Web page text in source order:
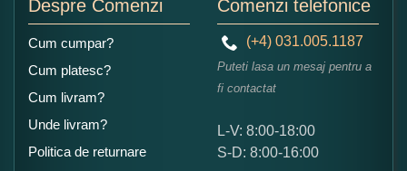
Ce nota acordati acestui produs?
5
Despre Comenzi
Cum cumpar?
Cum platesc?
Cum livram?
Unde livram?
Politica de returnare
Comenzi telefonice
(+4) 031.005.1187
Puteti lasa un mesaj pentru a
fi contactat
L-V: 8:00-18:00
S-D: 8:00-16:00